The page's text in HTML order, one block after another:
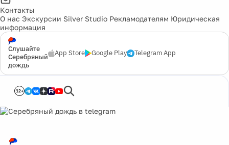
Контакты
О нас Экскурсии Silver Studio Рекламодателям Юридическая
информация
Слушайте
Серебряный
дождь
App Store Google Play Telegram App
12+